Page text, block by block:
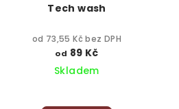
Tech wash
od 73,55 Kč bez DPH
od 89 Kč
Skladem